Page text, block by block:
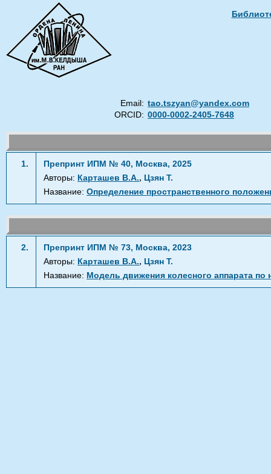
Email: tao.tszyan@yandex.com
ORCID: 0000-0002-2405-7648
1.
Препринт ИПМ № 40, Москва, 2025
Авторы: Карташев В.А., Цзян Т.
Название: Определение пространственного
2.
Препринт ИПМ № 73, Москва, 2023
Авторы: Карташев В.А., Цзян Т.
Название: Модель движения колесного аппарата по